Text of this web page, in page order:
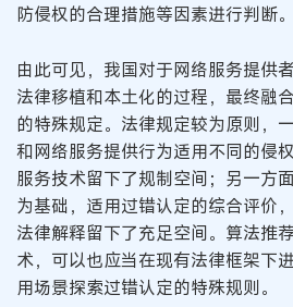
防侵权的合理措施等因素进行判断。
由此可见，我国对于网络服务提供
法律移植和本土化的过程，最终融
的特殊规定。法律规定较为原则，
和网络服务提供行为适用不同的侵
服务技术留下了规制空间；另一方
为基础，适用过错认定的综合评价
法律解释留下了充足空间。算法推
术，可以也应当在现有法律框架下
用场景探索过错认定的特殊规则。